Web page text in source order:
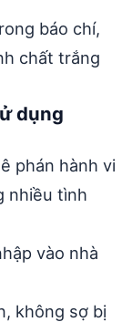
báo chí,
chất trắng
dụng
phán hành vi
nhiều tình
vào nhà
không sợ bị